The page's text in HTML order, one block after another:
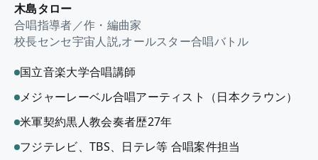
木島タロー
合唱指導者／作・編曲家
校長センセ宇宙人説,オールスター合唱バトル
国立音楽大学合唱講師
メジャーレーベル合唱アーティスト（日本クラウン）
米軍契約黒人教会奏者歴27年
フジテレビ、TBS、日テレ等 合唱案件担当